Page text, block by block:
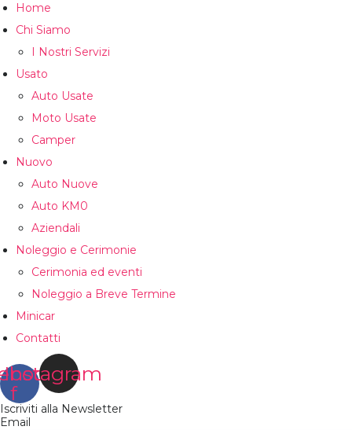
Home
Chi Siamo
I Nostri Servizi
Usato
Auto Usate
Moto Usate
Camper
Nuovo
Auto Nuove
Auto KM0
Aziendali
Noleggio e Cerimonie
Cerimonia ed eventi
Noleggio a Breve Termine
Minicar
Contatti
f
Instagram
Iscriviti alla Newsletter
Email